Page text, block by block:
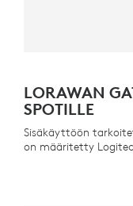
LORAWAN
SPOTILLE
Sisäkäyttöön
on määritetty